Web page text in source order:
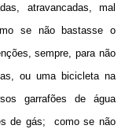
atravancadas, mal
se não bastasse o
sempre, para não
ou uma bicicleta na
garrafões de água
de gás;
como se não